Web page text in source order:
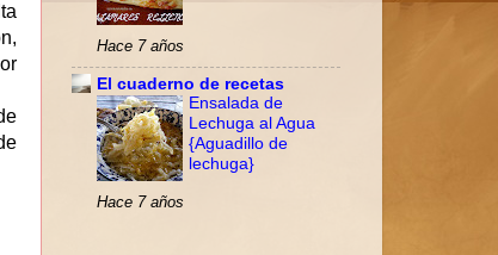
Hace 7 años
El cuaderno de recetas
Ensalada de
Lechuga al Agua
{Aguadillo de
lechuga}
Hace 7 años